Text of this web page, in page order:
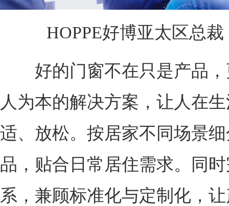
HOPPE好博亚太区总裁
好的门窗不在只是产品，
人为本的解决方案，让人在
适、放松。按居家不同场景
品，贴合日常居住需求。同
系，兼顾标准化与定制化，